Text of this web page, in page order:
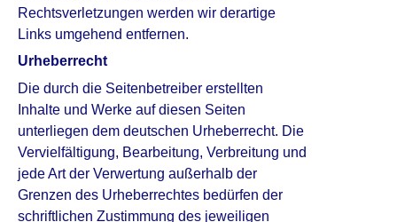
Rechtsverletzungen werden wir derartige
Links umgehend entfernen.
Urheberrecht
Die durch die Seitenbetreiber erstellten
Inhalte und Werke auf diesen Seiten
unterliegen dem deutschen Urheberrecht. Die
Vervielfältigung, Bearbeitung, Verbreitung und
jede Art der Verwertung außerhalb der
Grenzen des Urheberrechtes bedürfen der
schriftlichen Zustimmung des jeweiligen